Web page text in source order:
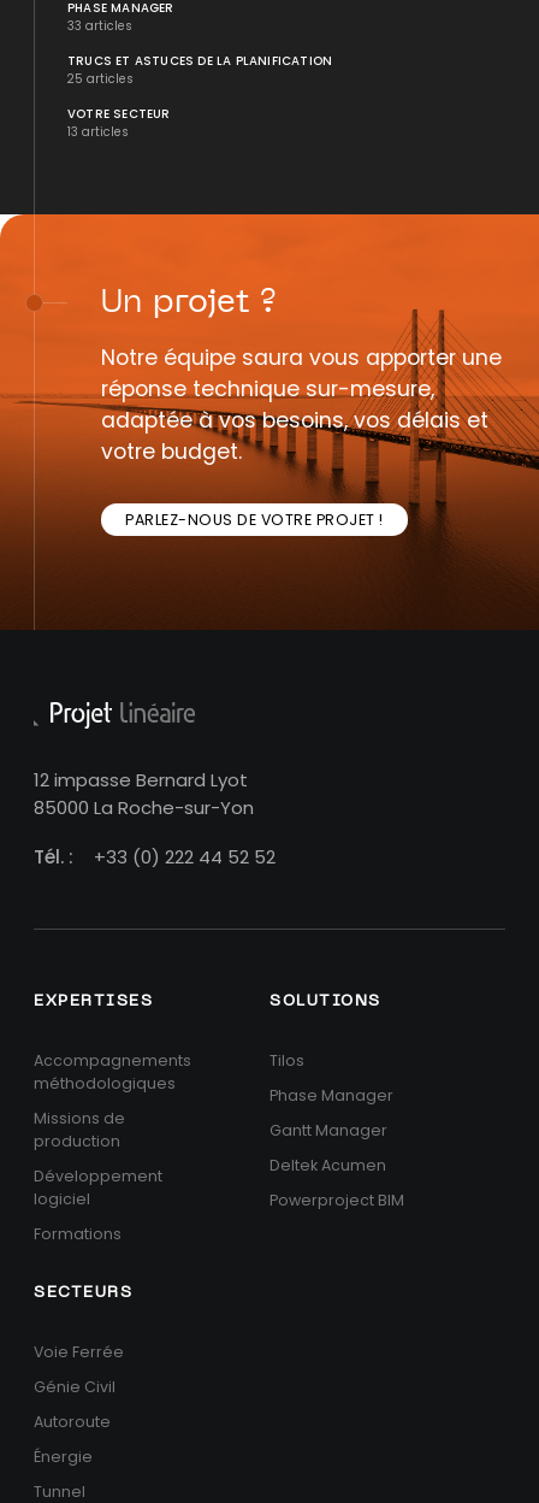
PHASE MANAGER
33 articles
TRUCS ET ASTUCES DE LA PLANIFICATION
25 articles
VOTRE SECTEUR
13 articles
Un projet ?
Notre équipe saura vous apporter une
réponse technique sur-mesure,
adaptée à vos besoins, vos délais et
votre budget.
PARLEZ-NOUS DE VOTRE PROJET !
12 impasse Bernard Lyot
85000 La Roche-sur-Yon
Tél. :
+33 (0) 222 44 52 52
EXPERTISES
Accompagnements
méthodologiques
Missions de
production
Développement
logiciel
Formations
SOLUTIONS
Tilos
Phase Manager
Gantt Manager
Deltek Acumen
Powerproject BIM
SECTEURS
Voie Ferrée
Génie Civil
Autoroute
Énergie
Tunnel